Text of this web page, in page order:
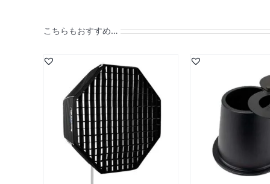
こちらもおすすめ…
お買い物カゴに追加 / 詳細 お買い物カゴに追